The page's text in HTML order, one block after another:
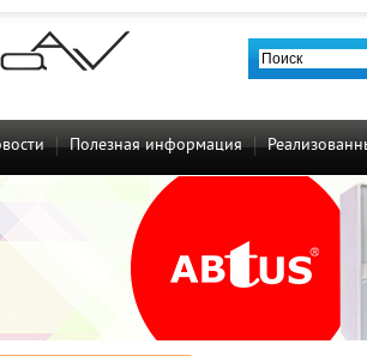
Полезная информация